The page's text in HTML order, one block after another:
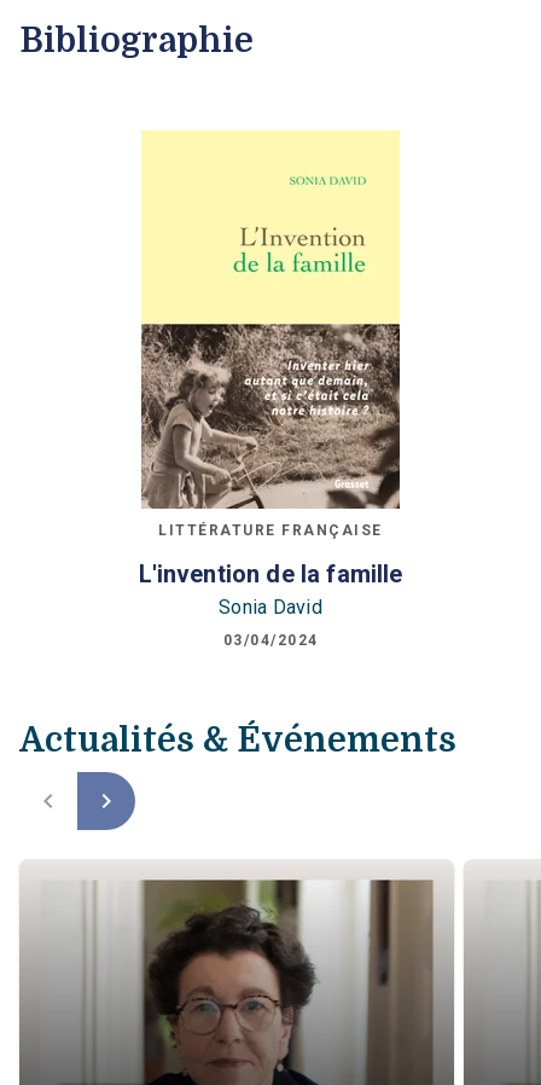
Bibliographie
LITTÉRATURE FRANÇAISE
L'invention de la famille
Sonia David
03/04/2024
Actualités & Événements
navigate_before navigate_next